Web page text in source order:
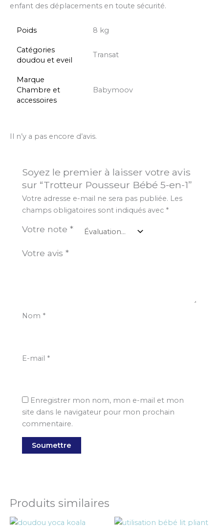
enfant des déplacements en toute sécurité.
Poids 8 kg
Catégories
doudou et eveil
Transat
Marque
Chambre et
accessoires
Babymoov
Il n’y a pas encore d’avis.
Soyez le premier à laisser votre avis
sur “Trotteur Pousseur Bébé 5-en-1”
Votre adresse e-mail ne sera pas publiée. Les
champs obligatoires sont indiqués avec *
Votre note*
Votre avis*
Nom *
E-mail *
Enregistrer mon nom, mon e-mail et mon
site dans le navigateur pour mon prochain
commentaire.
Produits similaires
Ce